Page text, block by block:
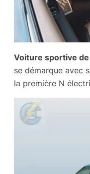
Voiture sportive de
se démarque avec
la première N